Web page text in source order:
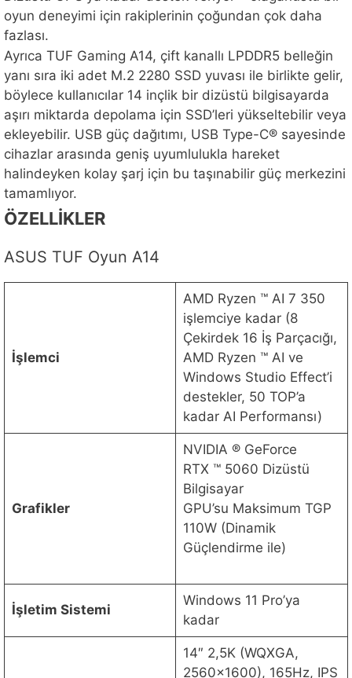
oyun deneyimi için rakiplerinin çoğundan çok daha
fazlası.
Ayrıca TUF Gaming A14, çift kanallı LPDDR5 belleğin
yanı sıra iki adet M.2 2280 SSD yuvası ile birlikte gelir,
böylece kullanıcılar 14 inçlik bir dizüstü bilgisayarda
aşırı miktarda depolama için SSD’leri yükseltebilir veya
ekleyebilir. USB güç dağıtımı, USB Type-C® sayesinde
cihazlar arasında geniş uyumlulukla hareket
halindeyken kolay şarj için bu taşınabilir güç merkezini
tamamlıyor.
ÖZELLİKLER
ASUS TUF Oyun A14
İşlemci
AMD Ryzen ™ AI 7 350
işlemciye kadar (8
Çekirdek 16 İş Parçacığı,
AMD Ryzen ™ AI ve
Windows Studio Effect’i
destekler, 50 TOP’a
kadar AI Performansı)
Grafikler
NVIDIA ® GeForce
RTX ™ 5060 Dizüstü
Bilgisayar
GPU’su Maksimum TGP
110W (Dinamik
Güçlendirme ile)
İşletim Sistemi
Windows 11 Pro’ya
kadar
14″ 2,5K (WQXGA,
2560×1600), 165Hz, IPS